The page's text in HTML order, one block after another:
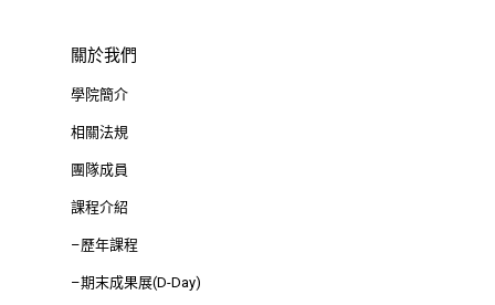
關於我們
學院簡介
相關法規
團隊成員
課程介紹
–歷年課程
–期末成果展(D-Day)